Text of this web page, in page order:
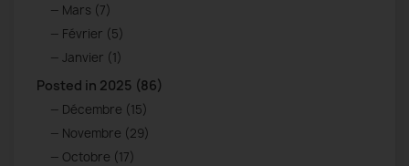
Mars (7)
Février (5)
Janvier (1)
Posted in 2025 (86)
Décembre (15)
Novembre (29)
Octobre (17)